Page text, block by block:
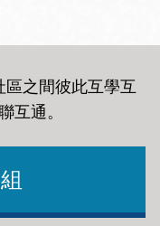
之間彼此互學互
互通。